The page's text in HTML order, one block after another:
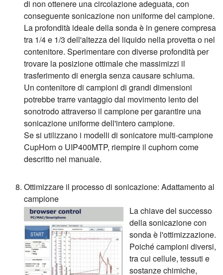
di non ottenere una circolazione adeguata, con
conseguente sonicazione non uniforme del campione.
La profondità ideale della sonda è in genere compresa
tra 1/4 e 1/3 dell'altezza del liquido nella provetta o nel
contenitore. Sperimentare con diverse profondità per
trovare la posizione ottimale che massimizzi il
trasferimento di energia senza causare schiuma.
Un contenitore di campioni di grandi dimensioni
potrebbe trarre vantaggio dal movimento lento del
sonotrodo attraverso il campione per garantire una
sonicazione uniforme dell'intero campione.
Se si utilizzano i modelli di sonicatore multi-campione
CupHorn o UIP400MTP, riempire il cuphorn come
descritto nel manuale.
Ottimizzare il processo di sonicazione: Adattamento al
campione
La chiave del successo
della sonicazione con
sonda è l'ottimizzazione.
Poiché campioni diversi,
tra cui cellule, tessuti e
sostanze chimiche,